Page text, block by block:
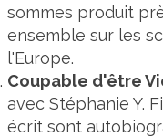
sommes produit
ensemble sur les
l'Europe.
Coupable d'être
avec Stéphanie Y.
écrit sont